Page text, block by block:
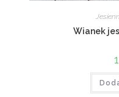
Wianek